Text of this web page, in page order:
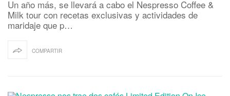
Un año más, se llevará a cabo el Nespresso Coffee &
Milk tour con recetas exclusivas y actividades de
maridaje que p…
COMPARTIR